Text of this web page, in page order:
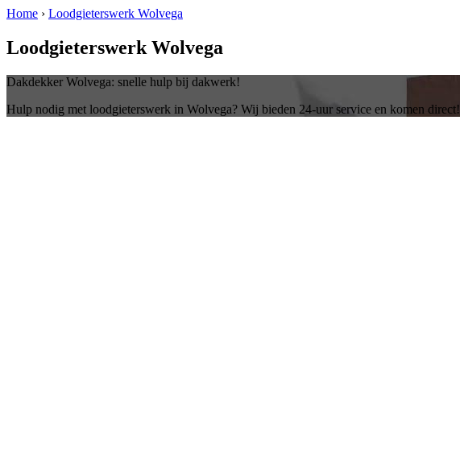
Home › Loodgieterswerk Wolvega
Loodgieterswerk Wolvega
Dakdekker Wolvega: snelle hulp bij dakwerk!
Hulp nodig met loodgieterswerk in Wolvega? Wij bieden 24-uur service en komen direct!